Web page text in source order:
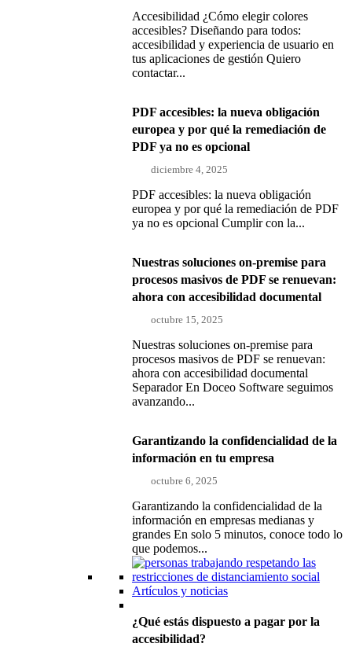
Accesibilidad ¿Cómo elegir colores
accesibles? Diseñando para todos:
accesibilidad y experiencia de usuario en
tus aplicaciones de gestión Quiero
contactar...
PDF accesibles: la nueva obligación
europea y por qué la remediación de
PDF ya no es opcional
diciembre 4, 2025
PDF accesibles: la nueva obligación
europea y por qué la remediación de PDF
ya no es opcional Cumplir con la...
Nuestras soluciones on-premise para
procesos masivos de PDF se renuevan:
ahora con accesibilidad documental
octubre 15, 2025
Nuestras soluciones on-premise para
procesos masivos de PDF se renuevan:
ahora con accesibilidad documental
Separador En Doceo Software seguimos
avanzando...
Garantizando la confidencialidad de la
información en tu empresa
octubre 6, 2025
Garantizando la confidencialidad de la
información en empresas medianas y
grandes En solo 5 minutos, conoce todo lo
que podemos...
Artículos y noticias
¿Qué estás dispuesto a pagar por la
accesibilidad?